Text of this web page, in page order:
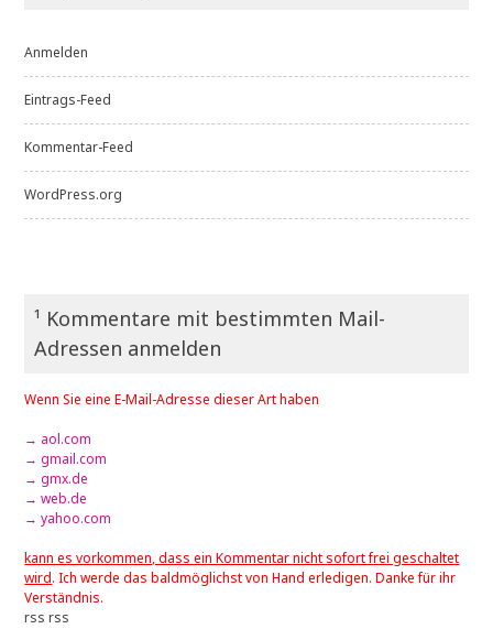
Anmelden
Eintrags-Feed
Kommentar-Feed
WordPress.org
¹ Kommentare mit bestimmten Mail-
Adressen anmelden
Wenn Sie eine E-Mail-Adresse dieser Art haben
→ aol.com
→ gmail.com
→ gmx.de
→ web.de
→ yahoo.com
kann es vorkommen, dass ein Kommentar nicht sofort frei geschaltet
wird. Ich werde das baldmöglichst von Hand erledigen. Danke für ihr
Verständnis.
rss rss